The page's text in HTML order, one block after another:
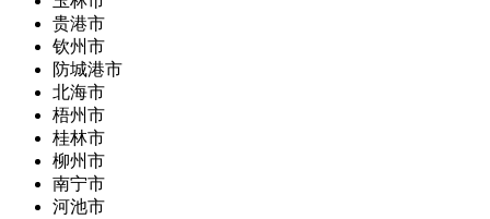
贵港市
钦州市
防城港市
北海市
梧州市
桂林市
柳州市
南宁市
河池市